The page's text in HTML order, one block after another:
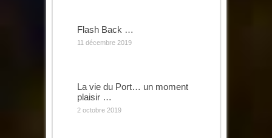
Flash Back …
11 décembre 2019
La vie du Port… un moment
plaisir …
2 octobre 2019